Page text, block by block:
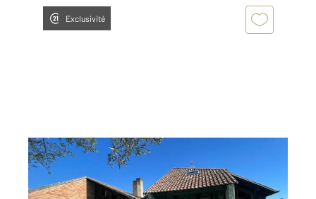
Exclusivité
TARBES 65
249 m
, 8 pièces
Ref : 3911